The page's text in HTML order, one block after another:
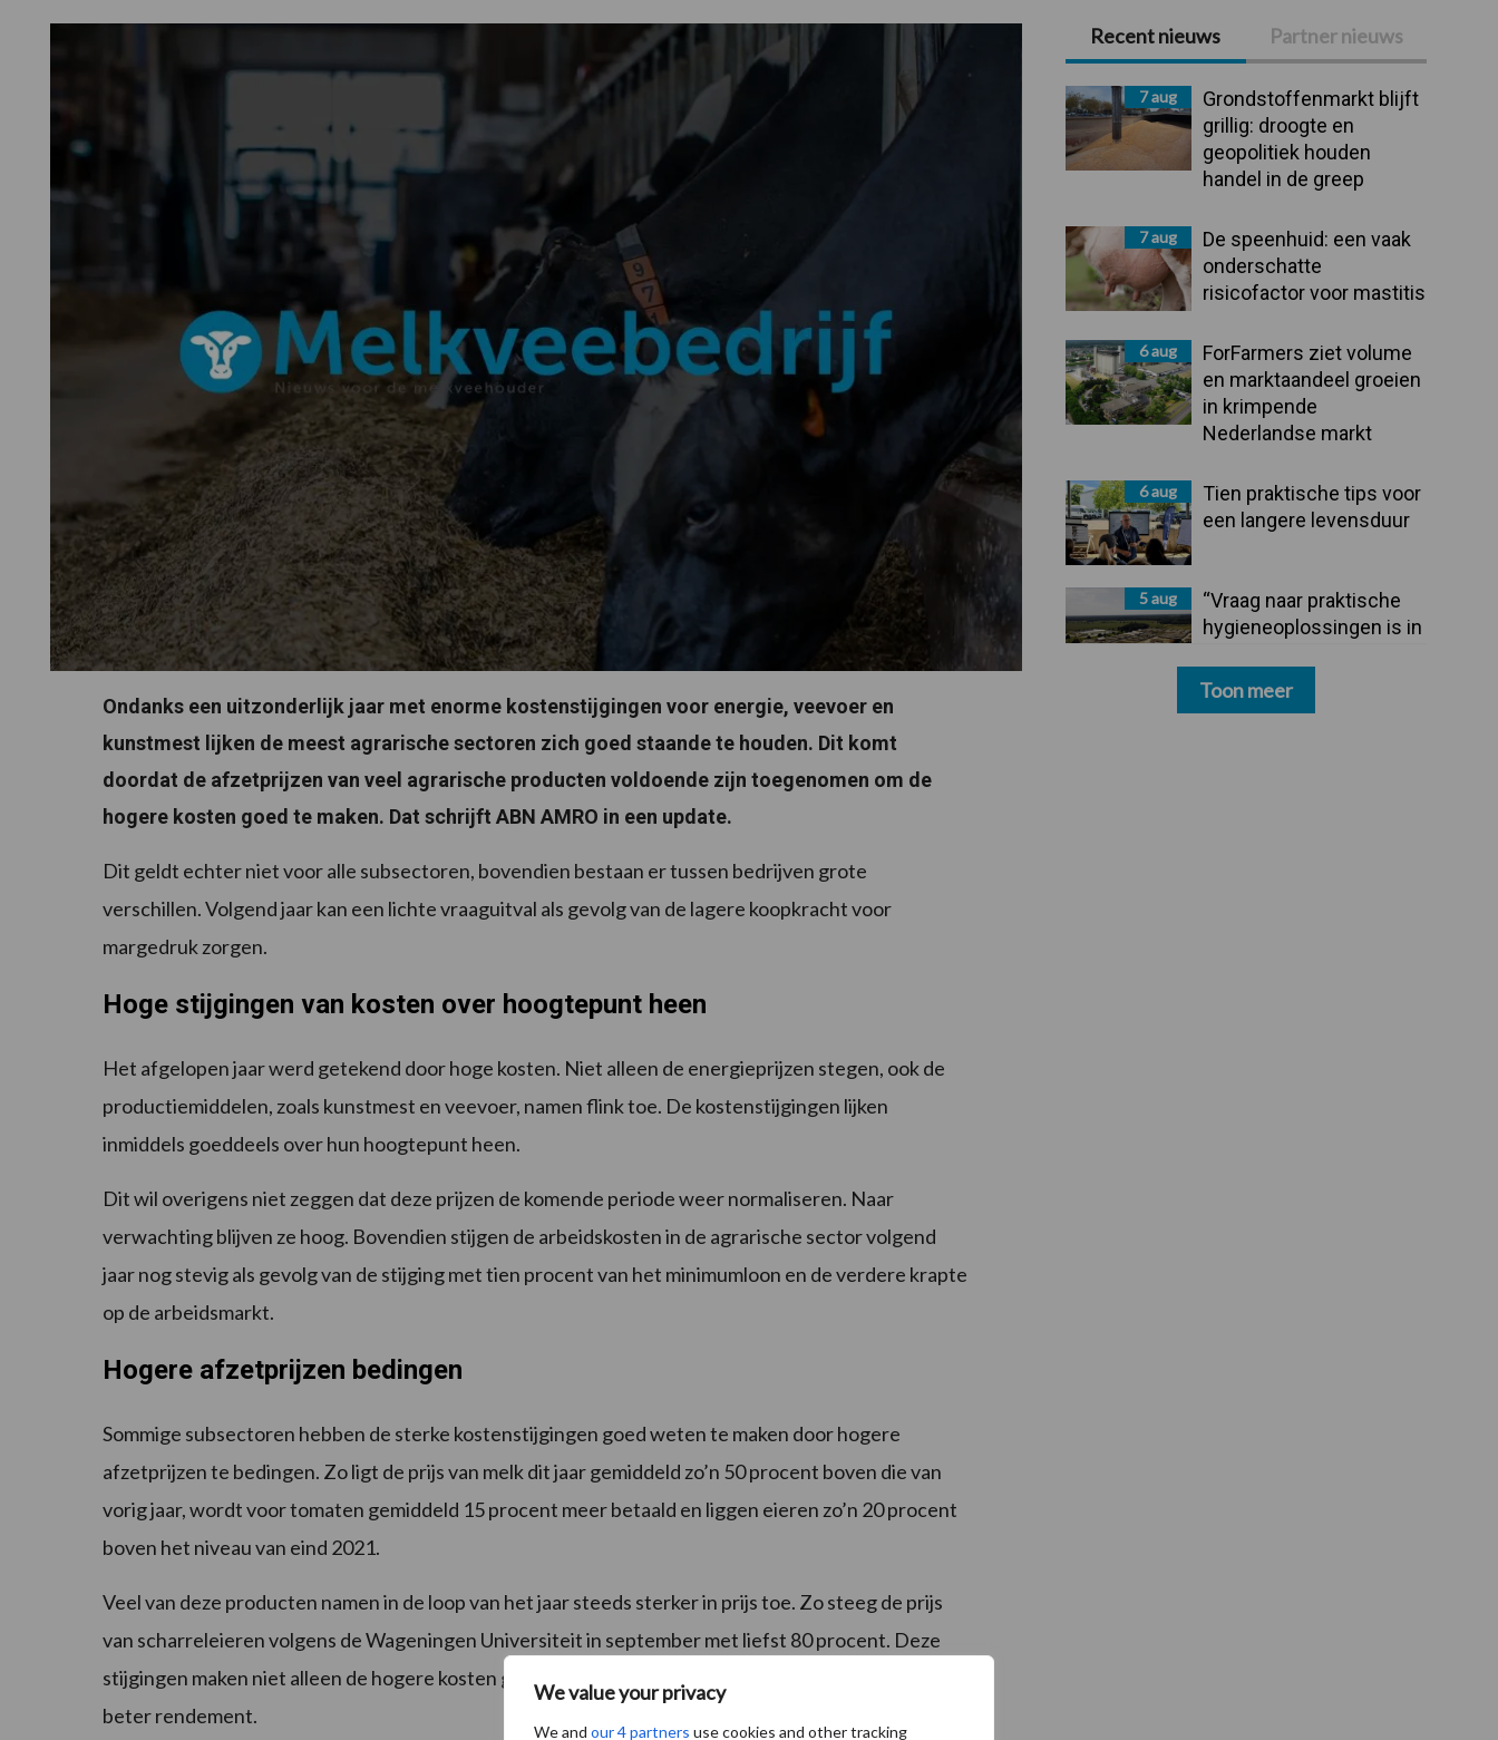
We value your privacy
We and our 4 partners use cookies and other tracking
Ondanks een uitzonderlijk jaar met enorme kostenstijgingen voor energie, veevoer en
kunstmest lijken de meest agrarische sectoren zich goed staande te houden. Dit komt
doordat de afzetprijzen van veel agrarische producten voldoende zijn toegenomen om de
hogere kosten goed te maken. Dat schrijft ABN AMRO in een update.
Dit geldt echter niet voor alle subsectoren, bovendien bestaan er tussen bedrijven grote
verschillen. Volgend jaar kan een lichte vraaguitval als gevolg van de lagere koopkracht voor
margedruk zorgen.
Hoge stijgingen van kosten over hoogtepunt heen
Het afgelopen jaar werd getekend door hoge kosten. Niet alleen de energieprijzen stegen, ook de
productiemiddelen, zoals kunstmest en veevoer, namen flink toe. De kostenstijgingen lijken
inmiddels goeddeels over hun hoogtepunt heen.
Dit wil overigens niet zeggen dat deze prijzen de komende periode weer normaliseren. Naar
verwachting blijven ze hoog. Bovendien stijgen de arbeidskosten in de agrarische sector volgend
jaar nog stevig als gevolg van de stijging met tien procent van het minimumloon en de verdere krapte
op de arbeidsmarkt.
Hogere afzetprijzen bedingen
Sommige subsectoren hebben de sterke kostenstijgingen goed weten te maken door hogere
afzetprijzen te bedingen. Zo ligt de prijs van melk dit jaar gemiddeld zo’n 50 procent boven die van
vorig jaar, wordt voor tomaten gemiddeld 15 procent meer betaald en liggen eieren zo’n 20 procent
boven het niveau van eind 2021.
Veel van deze producten namen in de loop van het jaar steeds sterker in prijs toe. Zo steeg de prijs
van scharreleieren volgens de Wageningen Universiteit in september met liefst 80 procent. Deze
stijgingen maken niet alleen de hogere kosten goed, maar zorgen in sommige gevallen ook voor een
beter rendement.
Primaire
Sidebar
Recent nieuws Partner nieuws
7 aug
Grondstoffenmarkt blijft
grillig: droogte en
geopolitiek houden
handel in de greep
7 aug
De speenhuid: een vaak
onderschatte
risicofactor voor mastitis
6 aug
ForFarmers ziet volume
en marktaandeel groeien
in krimpende
Nederlandse markt
6 aug
Tien praktische tips voor
een langere levensduur
5 aug
“Vraag naar praktische
hygieneoplossingen is in
Toon meer